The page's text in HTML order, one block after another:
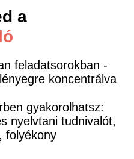
a
feladatsorokban -
koncentrálva
gyakorolhatsz:
nyelvtani tudnivalót,
folyékony